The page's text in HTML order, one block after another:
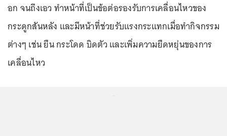
อก จนถึงเอว ทำหน้าที่เป็นข้อต่อรองรับการเคลื่อนไหวของ
กระดูกสันหลัง และมีหน้าที่ช่วยรับแรงกระแทกเมื่อทำกิจกรรม
ต่างๆ เช่น ยืน กระโดด บิดตัว และเพิ่มความยืดหยุ่นของการ
เคลื่อนไหว